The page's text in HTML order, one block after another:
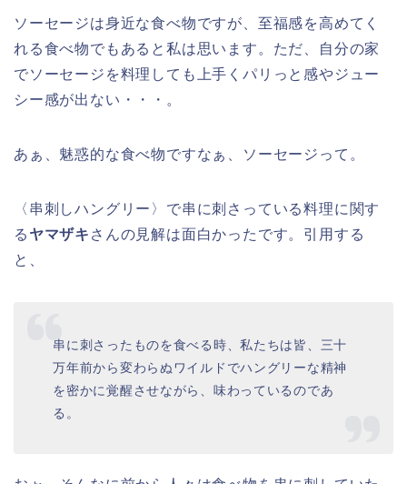
ソーセージは身近な食べ物ですが、至福感を高めてく
れる食べ物でもあると私は思います。ただ、自分の家
でソーセージを料理しても上手くパリっと感やジュー
シー感が出ない・・・。
あぁ、魅惑的な食べ物ですなぁ、ソーセージって。
〈串刺しハングリー〉で串に刺さっている料理に関す
る ヤマザキ さんの見解は面白かったです。引用する
と、
串に刺さったものを食べる時、私たちは皆、三十
万年前から変わらぬワイルドでハングリーな精神
を密かに覚醒させながら、味わっているのであ
る。